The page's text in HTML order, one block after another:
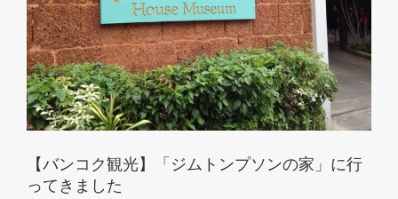
【バンコク観光】「ジムトンプソンの家」に行
ってきました